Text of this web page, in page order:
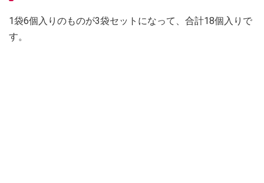
1袋6個入りのものが3袋セットになって、合計18個入りで
す。